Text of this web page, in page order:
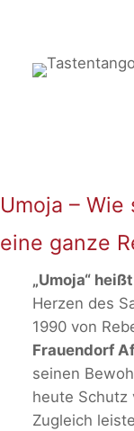
springen
Umoja – Wie
eine ganze
„Umoja“
Herzen des
1990 von
Frauendorf
seinen
heute Schutz
Zugleich